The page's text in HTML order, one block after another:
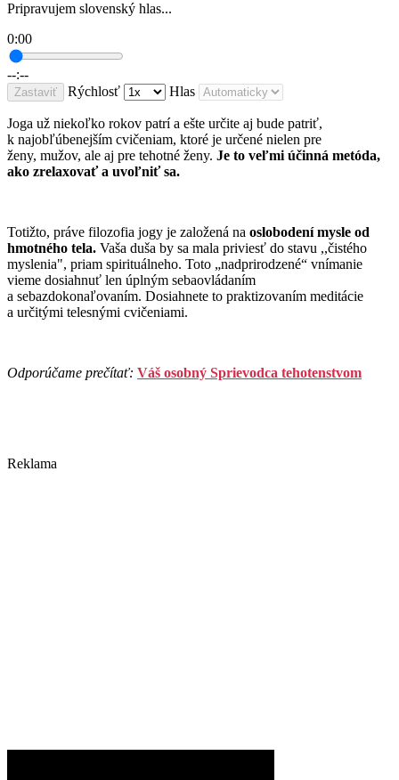
Pripravujem slovenský hlas...
0:00
--:--
Zastaviť Rýchlosť Hlas
Joga už niekoľko rokov patrí a ešte určite aj bude patriť,
k najobľúbenejším cvičeniam, ktoré je určené nielen pre
ženy, mužov, ale aj pre tehotné ženy. Je to veľmi účinná metóda,
ako zrelaxovať a uvoľniť sa.
Totižto, práve filozofia jogy je založená na oslobodení mysle od
hmotného tela. Vaša duša by sa mala priviesť do stavu ,,čistého
myslenia", priam spirituálneho. Toto „nadprirodzené“ vnímanie
vieme dosiahnuť len úplným sebaovládaním
a sebazdokonaľovaním. Dosiahnete to praktizovaním meditácie
a určitými telesnými cvičeniami.
Odporúčame prečítať: Váš osobný Sprievodca tehotenstvom
Reklama